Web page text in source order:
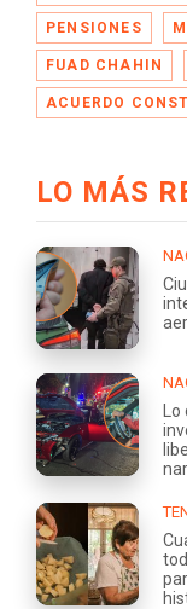
PENSIONES
FUAD CHAHIN
ACUERDO
LO MÁS